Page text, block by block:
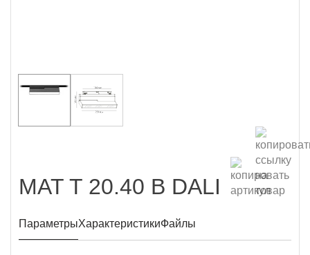
MAT T 20.40 B DALI
ПараметрыХарактеристикиФайлы